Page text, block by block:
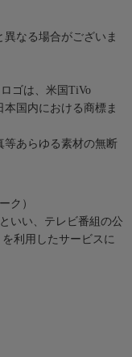
なる場合がございま
ゴは、米国TiVo
国内における商標ま
等あらゆる素材の無断
ク）
いい、テレビ番組の公
利用したサービスに